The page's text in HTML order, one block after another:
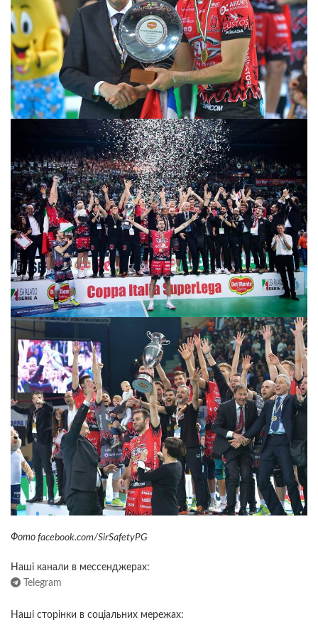
Фото facebook.com/SirSafetyPG
Наші канали в мессенджерах:
Telegram
Наші сторінки в соціальних мережах: